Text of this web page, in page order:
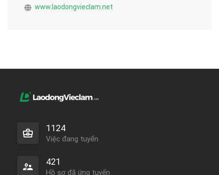
www.laodongvieclam.net
1124
Việc đang tuyển
421
Hồ sơ đã ứng tuyển